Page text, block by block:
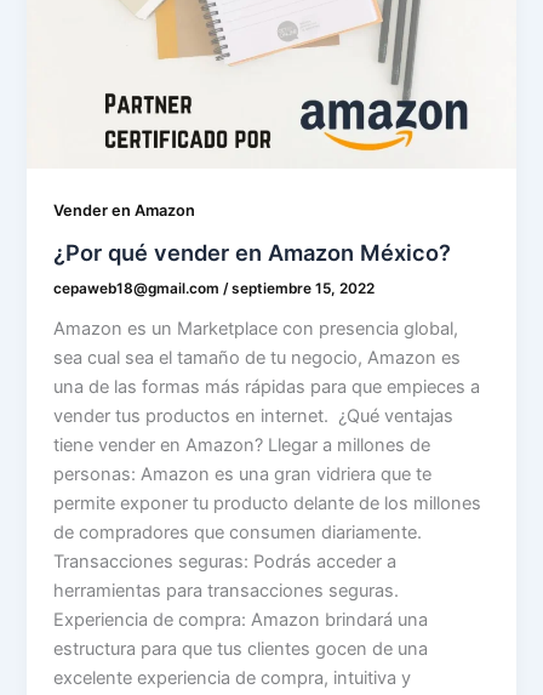
Vender en Amazon
¿Por qué vender en Amazon México?
cepaweb18@gmail.com /septiembre 15, 2022
Amazon es un Marketplace con presencia global,
sea cual sea el tamaño de tu negocio, Amazon es
una de las formas más rápidas para que empieces a
vender tus productos en internet. ¿Qué ventajas
tiene vender en Amazon? Llegar a millones de
personas: Amazon es una gran vidriera que te
permite exponer tu producto delante de los millones
de compradores que consumen diariamente.
Transacciones seguras: Podrás acceder a
herramientas para transacciones seguras.
Experiencia de compra: Amazon brindará una
estructura para que tus clientes gocen de una
excelente experiencia de compra, intuitiva y